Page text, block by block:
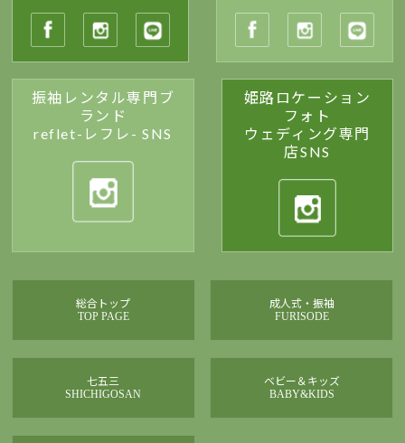
振袖レンタル専門ブ
ランド
reflet-レフレ- SNS
姫路ロケーション
フォト
ウェディング専門
店SNS
総合トップ
TOP PAGE
成人式・振袖
FURISODE
七五三
SHICHIGOSAN
ベビー＆キッズ
BABY&KIDS